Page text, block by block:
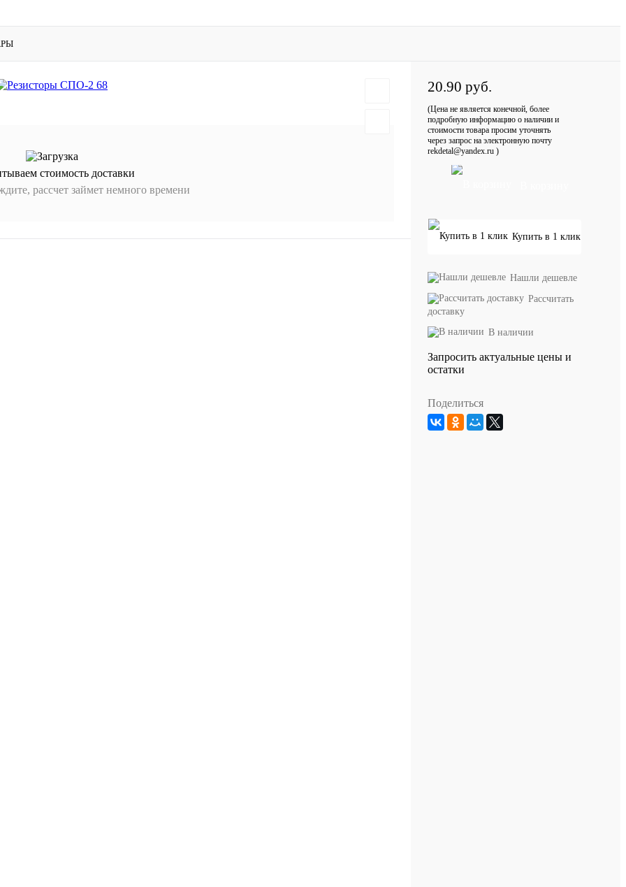
стоимость доставки
рассчет займет немного времени
20.90 руб.
(Цена не является конечной, более
подробную информацию о наличии и
стоимости товара просим уточнять
через запрос на электронную почту
rekdetal@yandex.ru )
Купить в 1 клик
Нашли дешевле
Рассчитать
доставку
В наличии
Запросить актуальные цены и
остатки
Поделиться